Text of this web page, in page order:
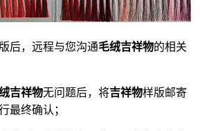
后，远程与您沟通毛绒吉祥物的相关
吉祥物无问题后，将吉祥物样版邮寄
最终确认；